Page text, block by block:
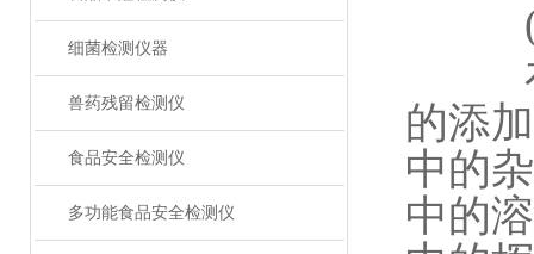
细菌检测仪器
兽药残留检测仪
食品安全检测仪
多功能食品安全检测仪
(
在
的添
中的
中的